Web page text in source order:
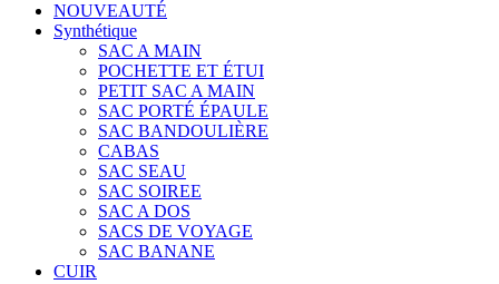
NOUVEAUTÉ
Synthétique
SAC A MAIN
POCHETTE ET ÉTUI
PETIT SAC A MAIN
SAC PORTÉ ÉPAULE
SAC BANDOULIÈRE
CABAS
SAC SEAU
SAC SOIREE
SAC A DOS
SACS DE VOYAGE
SAC BANANE
CUIR